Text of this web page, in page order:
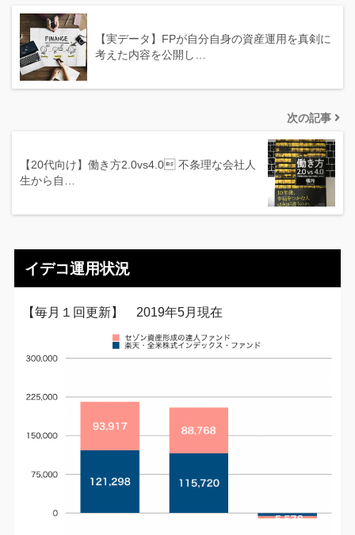
【実データ】FPが自分自身の資産運用を真剣に
考えた内容を公開し…
次の記事
【20代向け】働き方2.0vs4.0 不条理な会社人
生から自…
イデコ運用状況
【毎月１回更新】 2019年5月現在